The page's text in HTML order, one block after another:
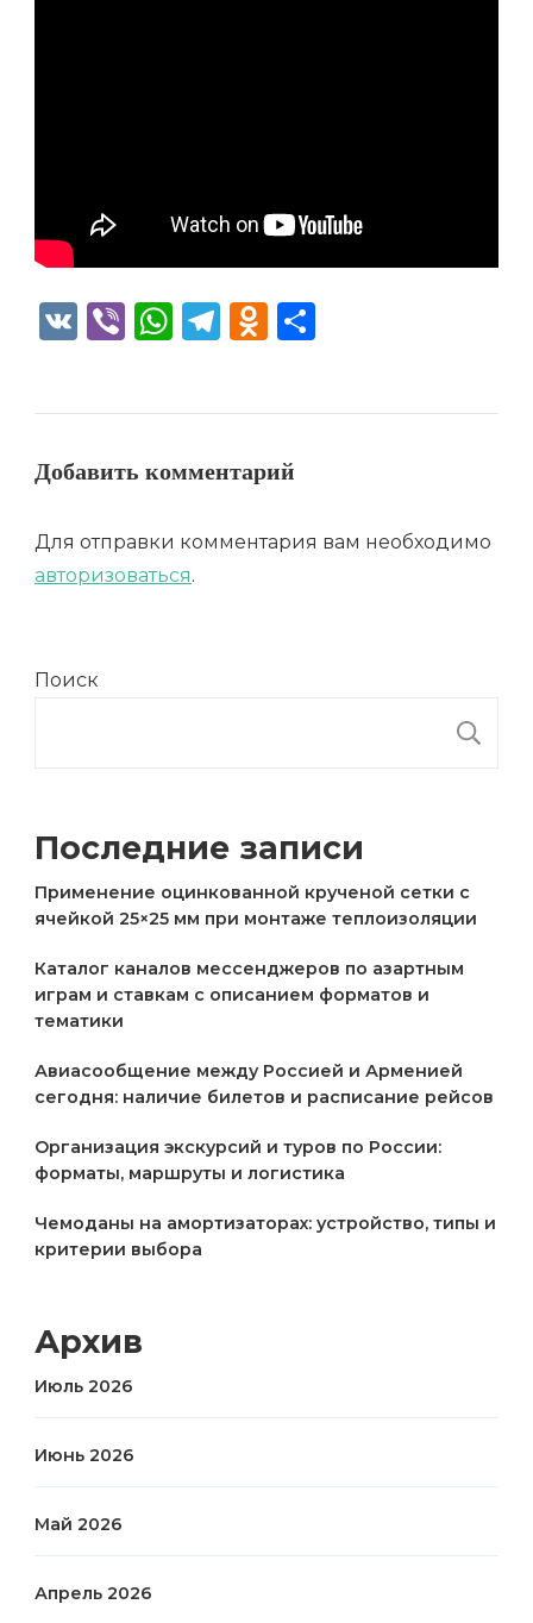
VK ViberWhatsApp
Telegram
Odnoklassniki
Добавить комментарий
Для отправки комментария вам необходимо
авторизоваться.
Поиск
Последние записи
Применение оцинкованной крученой сетки с
ячейкой 25×25 мм при монтаже теплоизоляции
Каталог каналов мессенджеров по азартным
играм и ставкам с описанием форматов и
тематики
Авиасообщение между Россией и Арменией
сегодня: наличие билетов и расписание рейсов
Организация экскурсий и туров по России:
форматы, маршруты и логистика
Чемоданы на амортизаторах: устройство, типы и
критерии выбора
Архив
Июль 2026
Июнь 2026
Май 2026
Апрель 2026